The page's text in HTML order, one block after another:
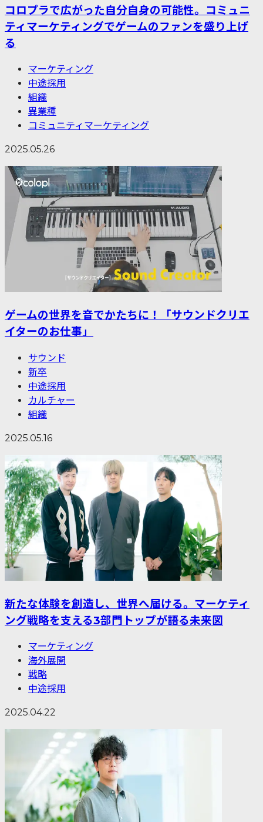
コロプラで広がった自分自身の可能性。コミュニ
ティマーケティングでゲームのファンを盛り上げ
る
マーケティング
中途採用
組織
異業種
コミュニティマーケティング
2025.05.26
ゲームの世界を音でかたちに！「サウンドクリエ
イターのお仕事」
サウンド
新卒
中途採用
カルチャー
組織
2025.05.16
新たな体験を創造し、世界へ届ける。マーケティ
ング戦略を支える3部門トップが語る未来図
マーケティング
海外展開
戦略
中途採用
2025.04.22